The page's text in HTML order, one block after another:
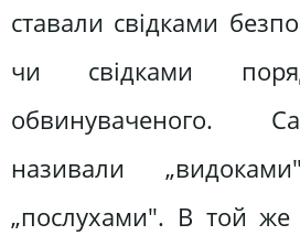
ставали свідками
чи свідками
обвинуваченого.
називали
„послухами". В той же